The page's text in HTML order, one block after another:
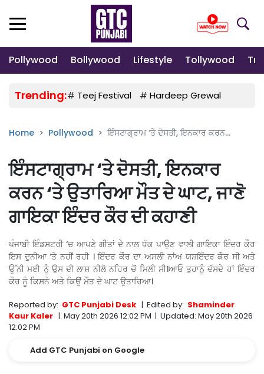
Pollywood Bollywood Lifestyle Tollywood
Trending:# Teej Festival # Hardeep Grewal
Home Pollywood ਇੰਸਟਾਗ੍ਰਾਮ ‘ਤੇ ਦੋਸਤੀ, ਇਨਕਾਰ ਕਰਨ...
ਇੰਸਟਾਗ੍ਰਾਮ ‘ਤੇ ਦੋਸਤੀ, ਇਨਕਾਰ
ਕਰਨ ‘ਤੇ ਉਤਾਰਿਆ ਮੌਤ ਦੇ ਘਾਟ, ਜਾਣੋ
ਗਾਇਕਾ ਇੰਦਰ ਕੌਰ ਦੀ ਕਹਾਣੀ
ਪੰਜਾਬੀ ਇੰਡਸਟਰੀ ‘ਚ ਆਪਣੇ ਗੀਤਾਂ ਦੇ ਨਾਲ ਧੱਕ ਪਾਉਣ ਵਾਲੀ ਗਾਇਕਾ ਇੰਦਰ ਕੌਰ
ਇਸ ਦੁਨੀਆ ‘ਤੇ ਨਹੀਂ ਰਹੀ । ਇੰਦਰ ਕੌਰ ਦਾ ਅਸਲੀ ਨਾਂਅ ਯਸ਼ਇੰਦਰ ਕੌਰ ਸੀ ਅਤੇ
ਉੱਨੀ ਮਈ ਨੂੰ ਉਸ ਦੀ ਲਾਸ਼ ਨੀਲੋ ਨਹਿਰ ਚੋਂ ਮਿਲੀ ਸੀ।ਆਓ ਤੁਹਾਨੂੰ ਦੱਸਦੇ ਹਾਂ ਇੰਦਰ
ਕੌਰ ਨੂੰ ਕਿਸਨੇ ਅਤੇ ਕਿਉਂ ਮੌਤ ਦੇ ਘਾਟ ਉਤਾਰਿਆ।
Reported by: GTC Punjabi Desk | Edited by: Shaminder
Kaur Kaler | May 20th 2026 12:02 PM | Updated: May 20th 2026
12:02 PM
Add GTC Punjabi on Google